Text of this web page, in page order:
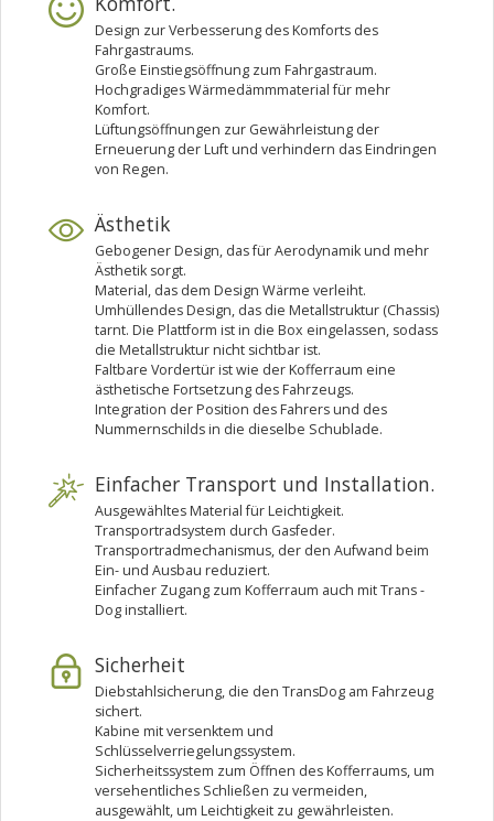
Design zur Verbesserung des Komforts des
Fahrgastraums.
Große Einstiegsöffnung zum Fahrgastraum.
Hochgradiges Wärmedämmmaterial für mehr
Komfort.
Lüftungsöffnungen zur Gewährleistung der
Erneuerung der Luft und verhindern das Eindringen
von Regen.
Ästhetik
Gebogener Design, das für Aerodynamik und mehr
Ästhetik sorgt.
Material, das dem Design Wärme verleiht.
Umhüllendes Design, das die Metallstruktur (Chassis)
tarnt. Die Plattform ist in die Box eingelassen, sodass
die Metallstruktur nicht sichtbar ist.
Faltbare Vordertür ist wie der Kofferraum eine
ästhetische Fortsetzung des Fahrzeugs.
Integration der Position des Fahrers und des
Nummernschilds in die dieselbe Schublade.
Einfacher Transport und Installation.
Ausgewähltes Material für Leichtigkeit.
Transportradsystem durch Gasfeder.
Transportradmechanismus, der den Aufwand beim
Ein- und Ausbau reduziert.
Einfacher Zugang zum Kofferraum auch mit Trans -
Dog installiert.
Sicherheit
Diebstahlsicherung, die den TransDog am Fahrzeug
sichert.
Kabine mit versenktem und
Schlüsselverriegelungssystem.
Sicherheitssystem zum Öffnen des Kofferraums, um
versehentliches Schließen zu vermeiden,
ausgewählt, um Leichtigkeit zu gewährleisten.